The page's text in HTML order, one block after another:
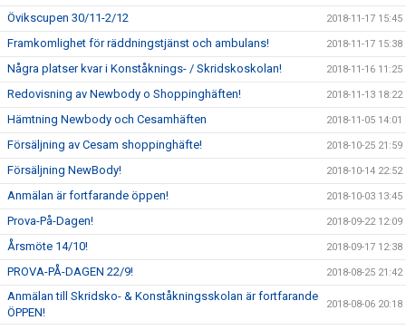
Övikscupen 30/11-2/12 2018-11-17 15:45
Framkomlighet för räddningstjänst och ambulans! 2018-11-17 15:38
Några platser kvar i Konståknings- / Skridskoskolan! 2018-11-16 11:25
Redovisning av Newbody o Shoppinghäften! 2018-11-13 18:22
Hämtning Newbody och Cesamhäften 2018-11-05 14:01
Försäljning av Cesam shoppinghäfte! 2018-10-25 21:59
Försäljning NewBody! 2018-10-14 22:52
Anmälan är fortfarande öppen! 2018-10-03 13:45
Prova-På-Dagen! 2018-09-22 12:09
Årsmöte 14/10! 2018-09-17 12:38
PROVA-PÅ-DAGEN 22/9! 2018-08-25 21:42
Anmälan till Skridsko- & Konståkningsskolan är fortfarande
ÖPPEN!
2018-08-06 20:18